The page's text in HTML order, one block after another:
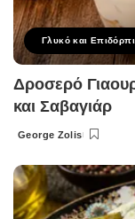
Γλυκό και
Δροσερό
και Σαβαγιάρ
Posted
George Zolis